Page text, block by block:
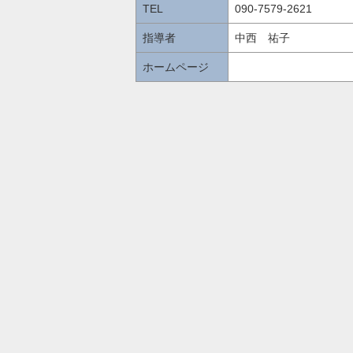
TEL 090-7579-2621
指導者 中西 祐子
ホームページ